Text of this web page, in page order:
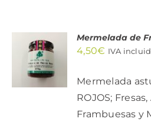
AÑADIR
AL
CARRITO
/
DETALLES
Mermelada de
4,50€ IVA
Mermelada
ROJOS;
Frambuesas y